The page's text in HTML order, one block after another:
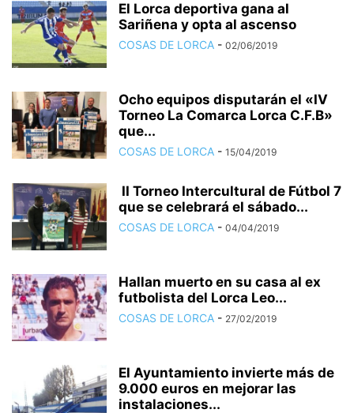
El Lorca deportiva gana al
Sariñena y opta al ascenso
COSAS DE LORCA - 02/06/2019
Ocho equipos disputarán el «IV
Torneo La Comarca Lorca C.F.B»
que...
COSAS DE LORCA - 15/04/2019
II Torneo Intercultural de Fútbol 7
que se celebrará el sábado...
COSAS DE LORCA - 04/04/2019
Hallan muerto en su casa al ex
futbolista del Lorca Leo...
COSAS DE LORCA - 27/02/2019
El Ayuntamiento invierte más de
9.000 euros en mejorar las
instalaciones...